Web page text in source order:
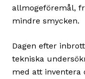
allmogeföremål,
mindre smycken.
Dagen efter
tekniska
med att inventera